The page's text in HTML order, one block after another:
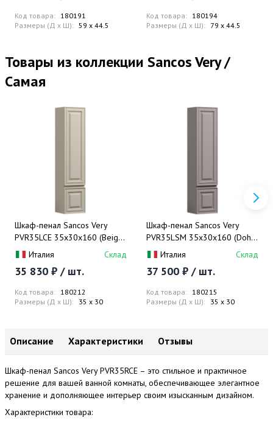
Код товара: 180191
Размеры (Д x Ш): 59 x 44.5
Код товара: 180194
Размеры (Д x Ш): 79 x 44.5
Товары из коллекции Sancos Very /
Самая
Шкаф-пенал Sancos Very
PVR35LCE 35х30х160 (Beige
Soft), петли слева
Италия Склад
35 830 ₽ / шт.
Код товара: 180212
Размеры (Д x Ш): 35 x 30
Шкаф-пенал Sancos Very
PVR35LSM 35х30х160 (Doha
Soft), петли слева
Италия Склад
37 500 ₽ / шт.
Код товара: 180215
Размеры (Д x Ш): 35 x 30
Описание Характеристики Отзывы
Шкаф-пенал Sancos Very PVR35RCE – это стильное и практичное
решение для вашей ванной комнаты, обеспечивающее элегантное
хранение и дополняющее интерьер своим изысканным дизайном.
Характеристики товара: